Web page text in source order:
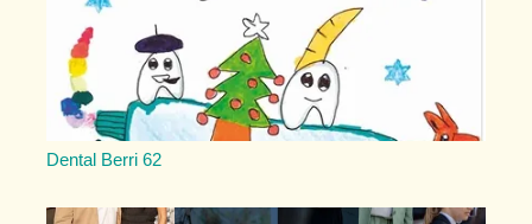
Dental Berri 62